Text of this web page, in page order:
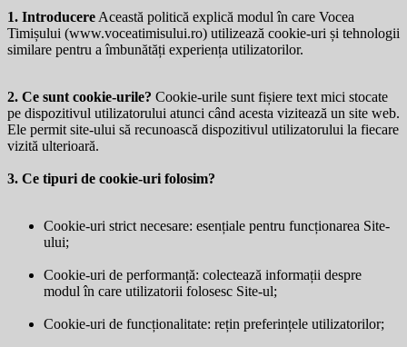
1. Introducere Această politică explică modul în care Vocea
Timișului (www.voceatimisului.ro) utilizează cookie-uri și tehnologii
similare pentru a îmbunătăți experiența utilizatorilor.
2. Ce sunt cookie-urile? Cookie-urile sunt fișiere text mici stocate
pe dispozitivul utilizatorului atunci când acesta vizitează un site web.
Ele permit site-ului să recunoască dispozitivul utilizatorului la fiecare
vizită ulterioară.
3. Ce tipuri de cookie-uri folosim?
Cookie-uri strict necesare: esențiale pentru funcționarea Site-
ului;
Cookie-uri de performanță: colectează informații despre
modul în care utilizatorii folosesc Site-ul;
Cookie-uri de funcționalitate: rețin preferințele utilizatorilor;